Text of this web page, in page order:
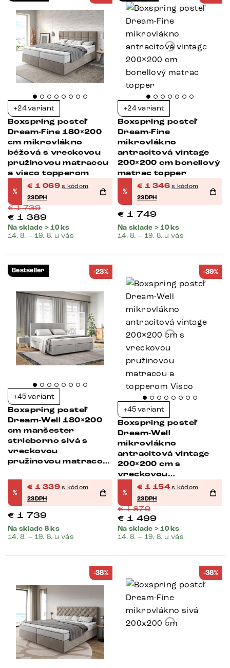
+24 variant
Boxspring posteľ
Dream-Fine 180×200
cm mikrovlákno
béžová s vreckovou
pružinovou matracou
a visco topperom
%
€ 1 069 s kódom
23DPH
€1 739
€ 1 389
Na sklade > 10 ks
14. 8. – 19. 8. u vás
+24 variant
Boxspring posteľ
Dream-Fine
mikrovlákno
antracitová vintage
200×200 cm bonellový
matrac topper
%
€ 1 346 s kódom
23DPH
€ 1 749
Na sklade > 10 ks
14. 8. – 19. 8. u vás
Bestseller -23%
+45 variant
Boxspring posteľ
Dream-Well 180×200
cm manšester
strieborno sivá s
vreckovou
pružinovou matracou
%
€ 1 339 s kódom
23DPH
€ 1 739
Na sklade 8 ks
14. 8. – 19. 8. u vás
-39%
+45 variant
Boxspring posteľ
Dream-Well
mikrovlákno
antracitová vintage
200×200 cm s
vreckovou
pružinovou matracou
a topperom Visco
%
€ 1 154 s kódom
23DPH
€1 879
€ 1 499
Na sklade > 10 ks
14. 8. – 19. 8. u vás
-38% -38%